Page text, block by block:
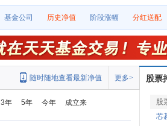
基金公司 历史净值 阶段涨幅 分红送配
更多>
随时随地查看最新净值
3年 5年 今年 成立来
股票
股
芯